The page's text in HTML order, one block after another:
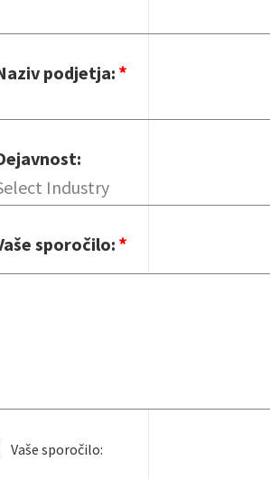
podjetja:
sporočilo:
Vaše sporočilo: